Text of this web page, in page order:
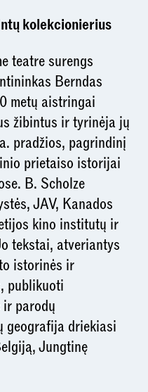
kolekcionierius
teatre surengs
Berndas
metų aistringai
žibintus ir tyrinėja jų
pradžios, pagrindinį
prietaiso istorijai
B. Scholze
JAV, Kanados
kino institutų ir
tekstai, atveriantys
istorinės ir
publikuoti
parodų
geografija driekiasi
Jungtinę